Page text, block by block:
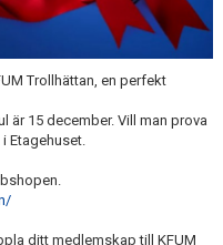
Trollhättan, en perfekt
är 15 december. Vill man prova
Etagehuset.
ditt medlemskap till KFUM